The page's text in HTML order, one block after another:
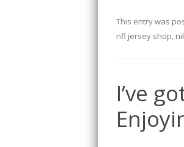
This entry was
nfl jersey shop,
I’ve